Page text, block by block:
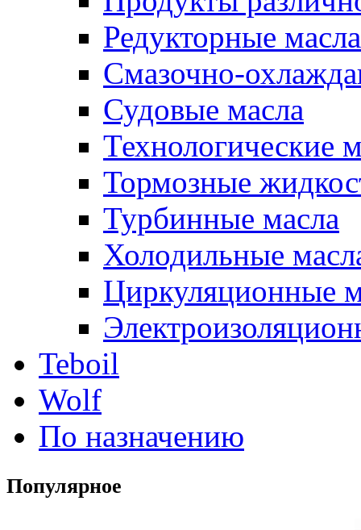
Редукторные масла
Смазочно-
Судовые масла
Технологические
Тормозные
Турбинные масла
Холодильные
Циркуляционные
Teboil
Wolf
По назначению
Популярное